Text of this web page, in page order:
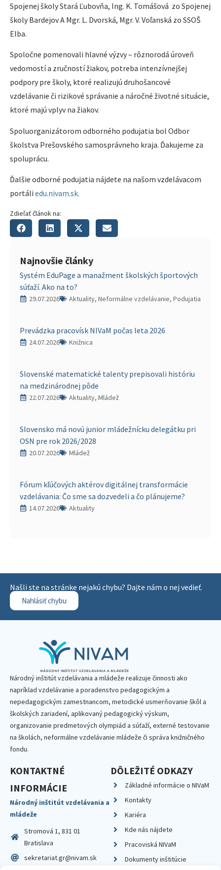
Spojenej školy Stará Ľubovňa, Ing. K. Tomášová zo Spojenej
školy Bardejov A Mgr. L. Dvorská, Mgr. V. Voľanská zo SSOŠ
Elba.
Spoločne pomenovali hlavné výzvy – rôznorodá úroveň
vedomostí a zručností žiakov, potreba intenzívnejšej
podpory pre školy, ktoré realizujú druhošancové
vzdelávanie či rizikové správanie a náročné životné situácie,
ktoré majú vplyv na žiakov.
Spoluorganizátorom odborného podujatia bol Odbor
školstva Prešovského samosprávneho kraja. Ďakujeme za
spoluprácu.
Ďalšie odborné podujatia nájdete na našom vzdelávacom
portáli edu.nivam.sk.
Zdieľať článok na:
Najnovšie články
Systém EduPage a manažment školských športových
súťaží. Ako na to?
29.07.2026 Aktuality, Neformálne vzdelávanie, Podujatia
Prevádzka pracovísk NIVaM počas leta 2026
24.07.2026 Knižnica
Slovenské matematické talenty prepisovali históriu
na medzinárodnej pôde
22.07.2026 Aktuality, Mládež
Slovensko má novú junior mládežnícku delegátku pri
OSN pre rok 2026/2028
20.07.2026 Mládež
Fórum kľúčových aktérov digitálnej transformácie
vzdelávania: Čo sme sa dozvedeli a čo plánujeme?
14.07.2026 Aktuality
Našli ste na stránke nejakú chybu? Dajte nám o nej vedieť.
Nahlásiť chybu
Národný inštitút vzdelávania a mládeže realizuje činnosti ako
napríklad vzdelávanie a poradenstvo pedagogickým a
nepedagogickým zamestnancom, metodické usmerňovanie škôl a
školských zariadení, aplikovaný pedagogický výskum,
organizovanie predmetových olympiád a súťaží, externé testovanie
na školách, neformálne vzdelávanie mládeže či správa knižničného
fondu.
KONTAKTNÉ
INFORMÁCIE
Národný inštitút vzdelávania a
mládeže
Stromová 1, 831 01
Bratislava
sekretariat.gr@nivam.sk
DÔLEŽITÉ ODKAZY
Základné informácie o NIVaM
Kontakty
Kariéra
Kde nás nájdete
Pracoviská NIVaM
Dokumenty inštitúcie